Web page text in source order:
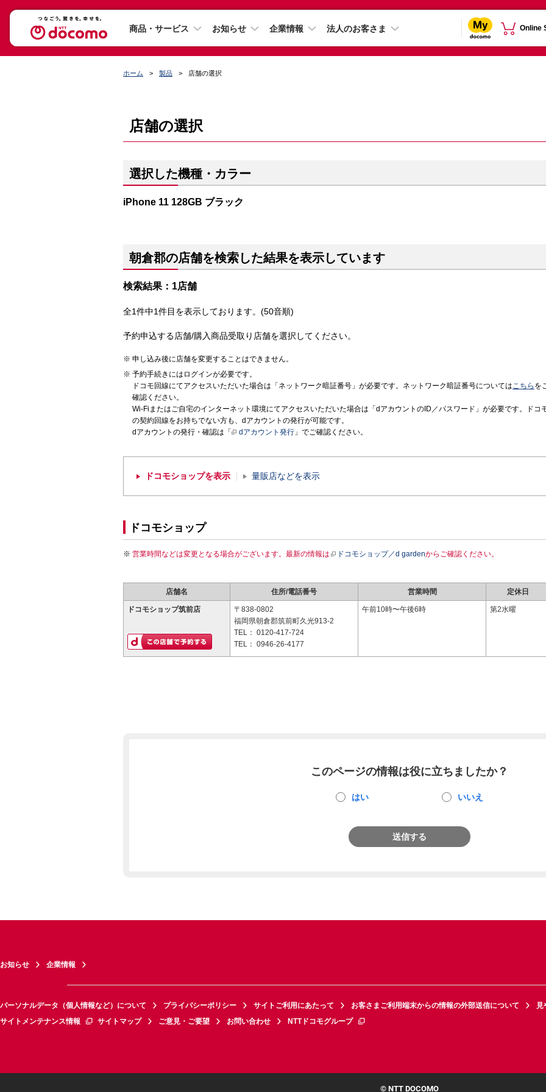
商品・サービス お知らせ 企業情報 法人のお客さま Online
ホーム 製品 店舗の選択
店舗の選択
選択した機種・カラー
iPhone 11 128GB ブラック
朝倉郡の店舗を検索した結果を表示しています
検索結果：1店舗
全1件中1件目を表示しております。(50音順)
予約申込する店舗/購入商品受取り店舗を選択してください。
申し込み後に店舗を変更することはできません。
予約手続きにはログインが必要です。
ドコモ回線にてアクセスいただいた場合は「ネットワーク暗証番号」が必要です。ネットワーク暗証番号についてはこちら を
確認ください。
Wi-Fiまたはご自宅のインターネット環境にてアクセスいただいた場合は「dアカウントのID／パスワード」が必要です。ドコ
の契約回線をお持ちでない方も、dアカウントの発行が可能です。
dアカウントの発行・確認は「
dアカウント発行 」でご確認ください。
ドコモショップを表示 量販店などを表示
ドコモショップ
営業時間などは変更となる場合がございます。最新の情報は ドコモショップ／d gardenからご確認ください。
店舗名 住所/電話番号 営業時間 定休日
ドコモショップ筑前店
〒838-0802
福岡県朝倉郡筑前町久光913-2
TEL： 0120-417-724
TEL： 0946-26-4177
午前10時〜午後6時 第2水曜
このページの情報は役に立ちましたか？
はい いいえ
送信する
お知らせ 企業情報
パーソナルデータ（個人情報など）について プライバシーポリシー サイトご利用にあたって お客さまご利用端末からの情報の外部送信について
見
サイトメンテナンス情報
サイトマップ ご意見・ご要望 お問い合わせ NTTドコモグループ
© NTT DOCOMO